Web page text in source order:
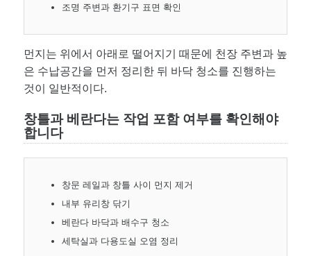
조명 주변과 환기구 표면 확인
먼지는 위에서 아래로 떨어지기 때문에 천장 주변과 높
은 수납공간을 먼저 정리한 뒤 바닥 청소를 진행하는
것이 일반적이다.
창틀과 베란다는 작업 포함 여부를 확인해야
합니다
창문 레일과 창틀 사이 먼지 제거
내부 유리창 닦기
베란다 바닥과 배수구 청소
세탁실과 다용도실 오염 정리